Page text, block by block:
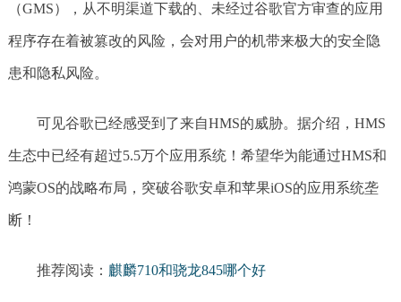
（GMS），从不明渠道下载的、未经过谷歌官方审查的应用
程序存在着被篡改的风险，会对用户的机带来极大的安全隐
患和隐私风险。
可见谷歌已经感受到了来自HMS的威胁。据介绍，HMS
生态中已经有超过5.5万个应用系统！希望华为能通过HMS和
鸿蒙OS的战略布局，突破谷歌安卓和苹果iOS的应用系统垄
断！
推荐阅读： 麒麟710和骁龙845哪个好